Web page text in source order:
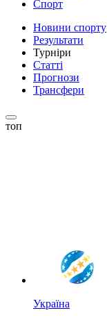
Спорт
Новини спорту
Результати
Турніри
Статті
Прогнози
Трансфери
топ
Україна